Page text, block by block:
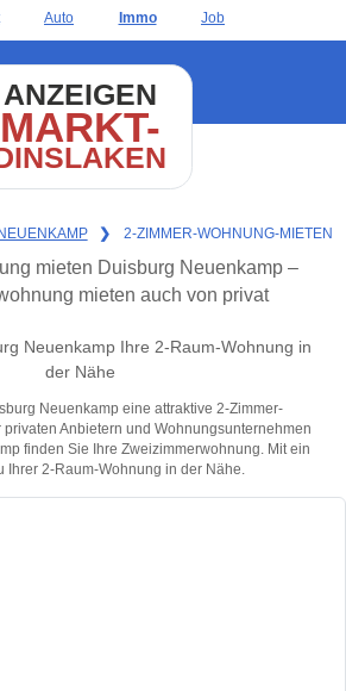
Auto Immo Job
ANZEIGEN
MARKT-
NEUENKAMP ❯ 2-ZIMMER-WOHNUNG-MIETEN
mieten Duisburg Neuenkamp –
mieten auch von privat
Neuenkamp Ihre 2-Raum-Wohnung in
der Nähe
Neuenkamp eine attraktive 2-Zimmer-
Anbietern und Wohnungsunternehmen
finden Sie Ihre Zweizimmerwohnung. Mit ein
Ihrer 2-Raum-Wohnung in der Nähe.